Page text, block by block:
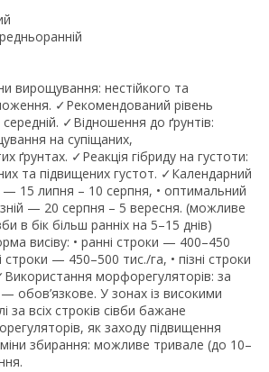
вирощування: нестійкого та
✓Рекомендований рівень
✓Відношення до ґрунтів:
на супіщаних,
ґрунтах. ✓Реакція гібриду на густоти:
та підвищених густот. ✓Календарний
— 15 липня – 10 серпня, • оптимальний
— 20 серпня – 5 вересня. (можливе
в бік більш ранніх на 5–15 днів)
висіву: • ранні строки — 400–450
строки — 450–500 тис./га, • пізні строки
морфорегуляторів: за
— обов’язкове. У зонах із високими
за всіх строків сівби бажане
як заходу підвищення
збирання: можливе тривале (до 10–